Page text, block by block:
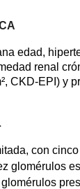
edad,
renal
CKD-EPI) y
con
glomérulos